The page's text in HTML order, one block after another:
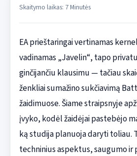
Skaitymo laikas: 7 Minutės
EA prieštaringai vertinamas
vadinamas „Javelin“, tapo
ginčijančiu klausimu — tačiau
ženkliai sumažino sukčiavimą
žaidimuose. Šiame straipsnyje
įvyko, kodėl žaidėjai pastebėjo
ką studija planuoja daryti toliau.
techninius aspektus, saugumo ir